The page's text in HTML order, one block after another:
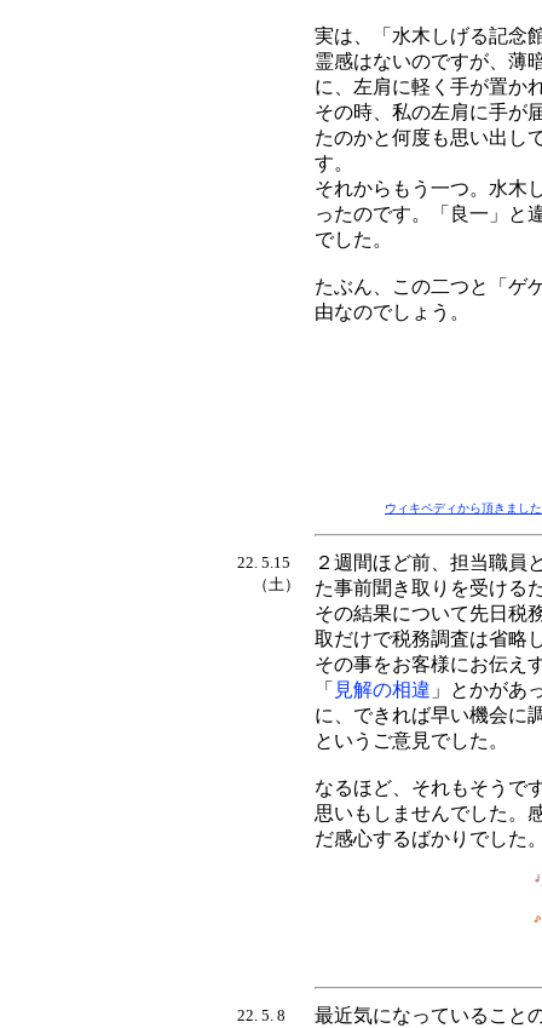
実は、「水木しげる記念
霊感はないのですが、薄
に、左肩に軽く手が置か
その時、私の左肩に手が
たのかと何度も思い出し
す。
それからもう一つ。水木
ったのです。「良一」と
でした。
たぶん、この二つと「ゲ
由なのでしょう。
ウィキペディから頂きました
22. 5.15
（土）
２週間ほど前、担当職員
た事前聞き取りを受ける
その結果について先日税
取だけで税務調査は省略
その事をお客様にお伝え
「 見解の相違 」とかがあ
に、できれば早い機会に
というご意見でした。
なるほど、それもそうで
思いもしませんでした。
だ感心するばかりでした
22. 5. 8 最近気になっていること